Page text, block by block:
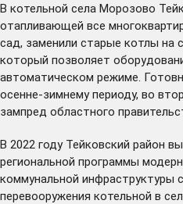
В котельной села Морозово
отапливающей все
сад, заменили старые котлы на
который позволяет
автоматическом режиме.
осенне-зимнему периоду, во
зампред областного
В 2022 году Тейковский район
региональной программы
коммунальной инфраструктуры
перевооружения котельной в